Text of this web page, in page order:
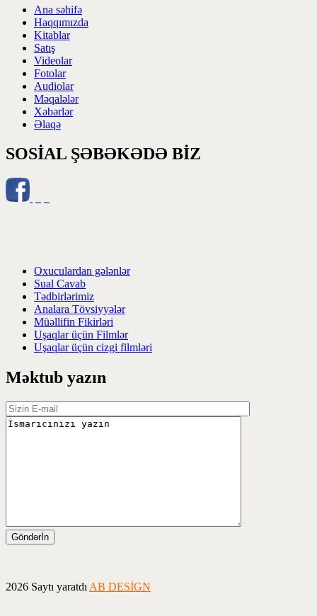
Ana səhifə
Haqqımızda
Kitablar
Satış
Videolar
Fotolar
Audiolar
Məqalələr
Xəbərlər
Əlaqə
SOSİAL ŞƏBƏKƏDƏ BİZ
Oxuculardan gələnlər
Sual Cavab
Tədbirlərimiz
Analara Tövsiyyələr
Müəllifin Fikirləri
Uşaqlar üçün Filmlər
Uşaqlar üçün cizgi filmləri
Məktub yazın
2026 Saytı yaratdı AB DESİGN